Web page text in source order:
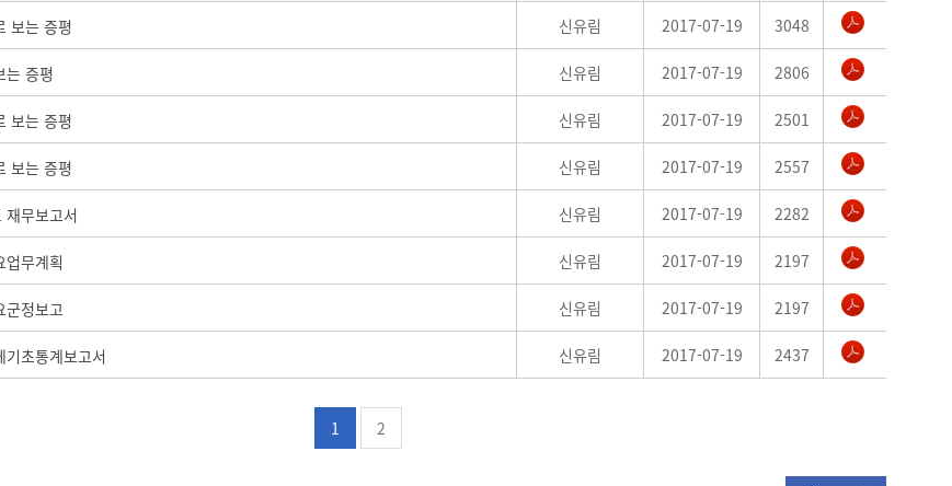
보는 증평 신유림 2017-07-19 3048
증평 신유림 2017-07-19 2806
보는 증평 신유림 2017-07-19 2501
보는 증평 신유림 2017-07-19 2557
무보고서 신유림 2017-07-19 2282
무계획 신유림 2017-07-19 2197
정보고 신유림 2017-07-19 2197
초통계보고서 신유림 2017-07-19 2437
1 2